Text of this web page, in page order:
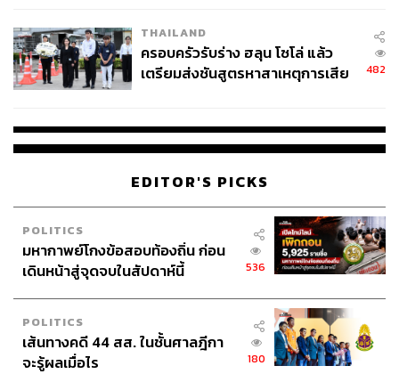
เช่นกัน เราก็คงอยากจะมียาสักเม็ดที่กินแล้วหายทุกข์เป็นปลิด
ทิ้งโดยไม่ต้องมานั่งทุกข์ทนถอนใจไปเป็นปี แต่ก็นั่นแหละ
เรื่องนั้นมันอยู่แค่ในซีรีส์ ในความจริงเราอาจต้องยอมรับว่า
หากการไม่ออกกำลังกายทำให้กล้ามเนื้อไม่แข็งแรงฉันใด
หากผ่านความทุกข์ใจไปไม่ได้ หัวใจก็อดเสริมใยเหล็กฉันนั้น
THAILAND
ครอบครัวรับร่าง ฮลุน โซโล่ แล้ว
เตรียมส่งชันสูตรหาสาเหตุการเสีย
482
EDITOR'S PICKS
POLITICS
มหากาพย์โกงข้อสอบท้องถิ่น ก่อน
เดินหน้าสู่จุดจบในสัปดาห์นี้
536
POLITICS
เส้นทางคดี 44 สส. ในชั้นศาลฎีกา
จะรู้ผลเมื่อไร
180